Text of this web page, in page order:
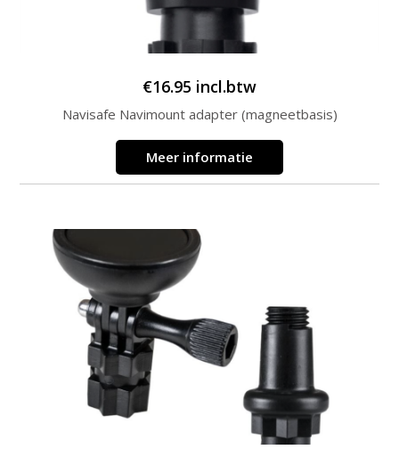
€16.95 incl.btw
Navisafe Navimount adapter (magneetbasis)
Meer informatie